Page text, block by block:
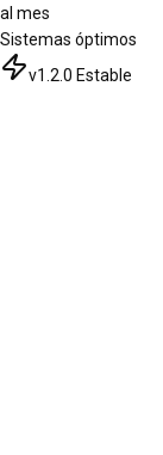
al mes
Sistemas óptimos
v1.2.0 Estable